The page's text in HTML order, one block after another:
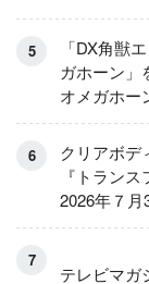
「DX角獣
ガホーン
オメガホー
クリアボ
『トラン
2026年７月
テレビマガ